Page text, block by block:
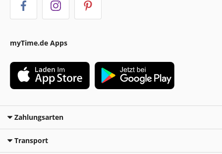
myTime.de Apps
Zahlungsarten
Transport